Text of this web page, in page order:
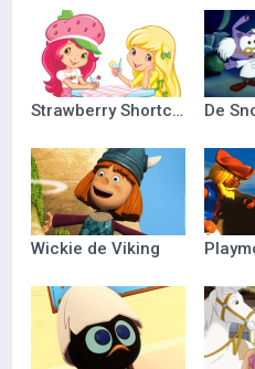
Strawberry Shortcake De
Wickie de Viking